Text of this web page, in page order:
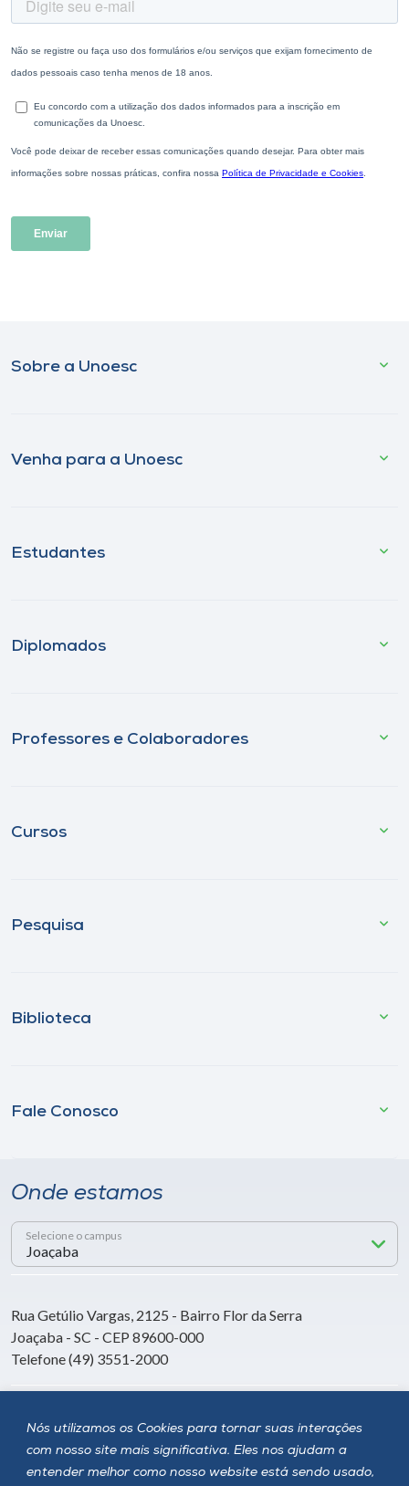
Nós utilizamos os Cookies para tornar suas interações
com nosso site mais significativa. Eles nos ajudam a
entender melhor como nosso website está sendo usado,
Sobre a Unoesc
Venha para a Unoesc
Estudantes
Diplomados
Professores e Colaboradores
Cursos
Pesquisa
Biblioteca
Fale Conosco
Onde estamos
Selecione o campus
Rua Getúlio Vargas, 2125 - Bairro Flor da Serra
Joaçaba - SC - CEP 89600-000
Telefone (49) 3551-2000
Siga a Unoesc